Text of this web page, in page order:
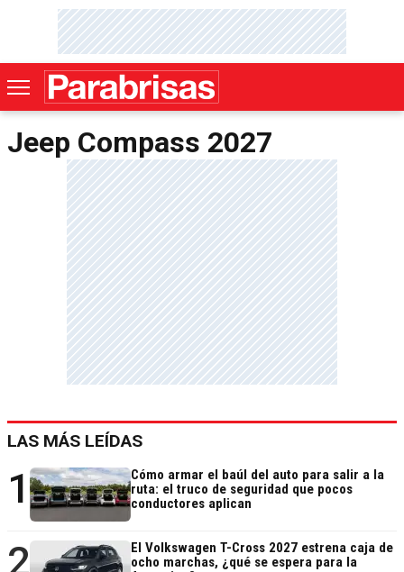
Jeep Compass 2027
LAS MÁS LEÍDAS
1
Cómo armar el baúl del auto para salir a la
ruta: el truco de seguridad que pocos
conductores aplican
2
El Volkswagen T-Cross 2027 estrena caja de
ocho marchas, ¿qué se espera para la